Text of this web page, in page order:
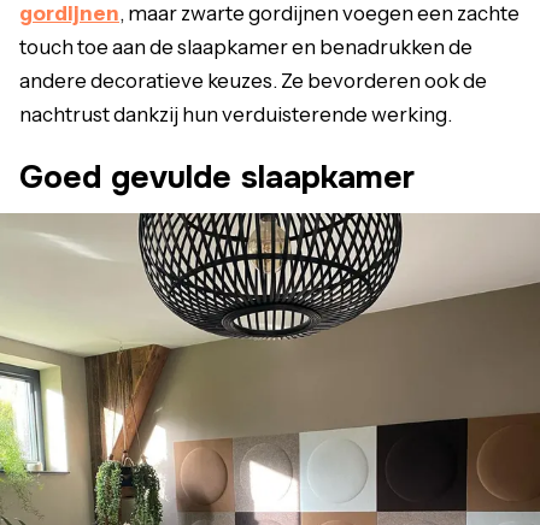
gordijnen, maar zwarte gordijnen voegen een zachte
touch toe aan de slaapkamer en benadrukken de
andere decoratieve keuzes. Ze bevorderen ook de
nachtrust dankzij hun verduisterende werking.
Goed gevulde slaapkamer